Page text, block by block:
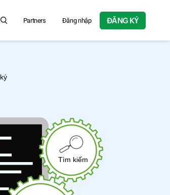
Search for product information, help articles, and more...
Partners Đăng nhập ĐĂNG KÝ